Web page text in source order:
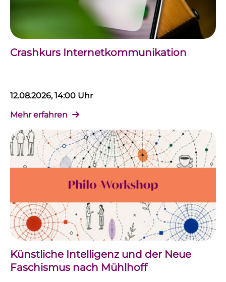
Crashkurs Internetkommunikation
12.08.2026, 14:00 Uhr
Mehr erfahren
Künstliche Intelligenz und der Neue
Faschismus nach Mühlhoff